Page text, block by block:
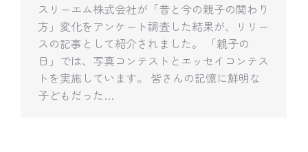
スリーエム株式会社が「昔と今の親子の関わり
方」変化をアンケート調査した結果が、リリー
スの記事として紹介されました。 「親子の
日」では、写真コンテストとエッセイコンテス
トを実施しています。 皆さんの記憶に鮮明な
子どもだった…